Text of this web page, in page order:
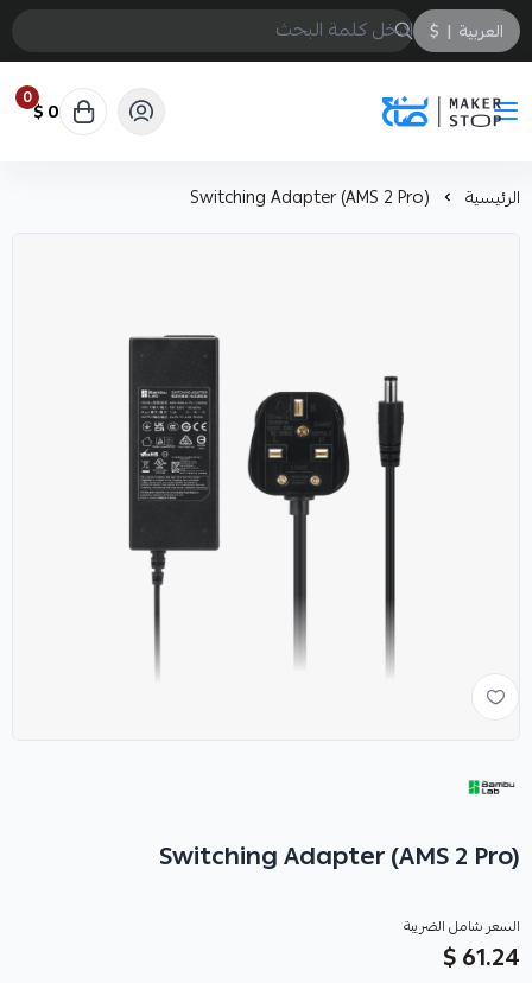
العربية |
$
صانع
0 0 $
الرئيسية Switching Adapter (AMS 2 Pro)
Switching Adapter (AMS 2 Pro)
السعر شامل الضريبة
61.24 $